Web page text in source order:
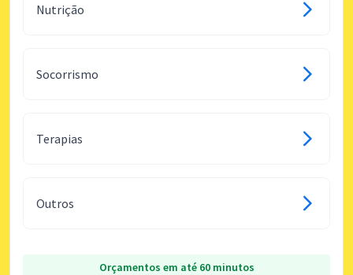
Nutrição
Socorrismo
Terapias
Outros
Orçamentos em até 60 minutos